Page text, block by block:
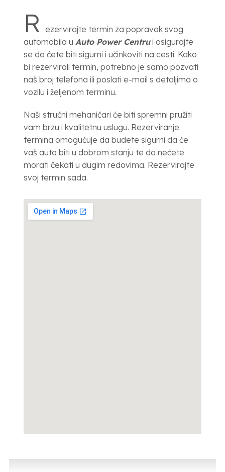
R ezervirajte termin za popravak svog
automobila u Auto Power Centrui osigurajte
se da ćete biti sigurni i učinkoviti na cesti. Kako
bi rezervirali termin, potrebno je samo pozvati
naš broj telefona ili poslati e-mail s detaljima o
vozilu i željenom terminu.
Naši stručni mehaničari će biti spremni pružiti
vam brzu i kvalitetnu uslugu. Rezerviranje
termina omogućuje da budete sigurni da će
vaš auto biti u dobrom stanju te da nećete
morati čekati u dugim redovima. Rezervirajte
svoj termin sada.